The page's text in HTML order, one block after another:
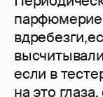
если в
на это